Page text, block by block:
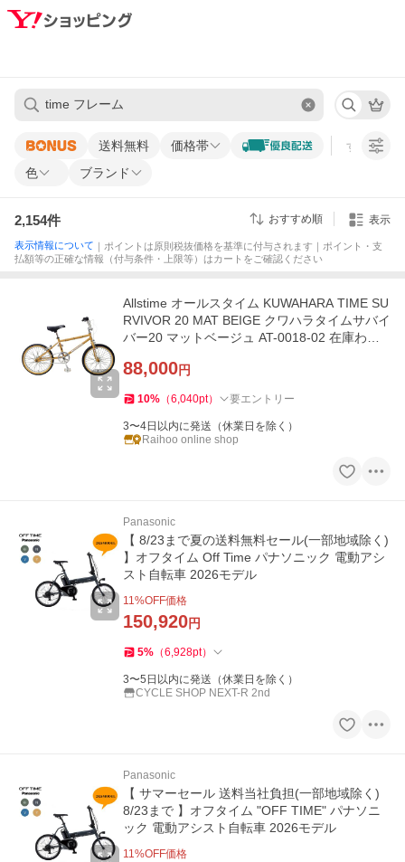
送料無料 価格帯 すべての条
色 ブランド
2,154件 おすすめ順 表示
表示情報について ｜ポイントは原則税抜価格を基準に付与されます｜ポイント・支
払額等の正確な情報（付与条件・上限等）はカートをご確認ください
Allstime オールスタイム KUWAHARA TIME SU
RVIVOR 20 MAT BEIGE クワハラタイムサバイ
バー20 マットベージュ AT-0018-02 在庫わず
88,000円
10% （6,040pt） 要エントリー
3〜4日以内に発送（休業日を除く）
Raihoo online shop
Panasonic
【 8/23まで夏の送料無料セール(一部地域除く)
】オフタイム Off Time パナソニック 電動アシ
スト自転車 2026モデル
11%OFF価格
150,920円
5% （6,928pt）
3〜5日以内に発送（休業日を除く）
CYCLE SHOP NEXT-R 2nd
Panasonic
【 サマーセール 送料当社負担(一部地域除く)
8/23まで 】オフタイム "OFF TIME" パナソニ
ック 電動アシスト自転車 2026モデル
11%OFF価格